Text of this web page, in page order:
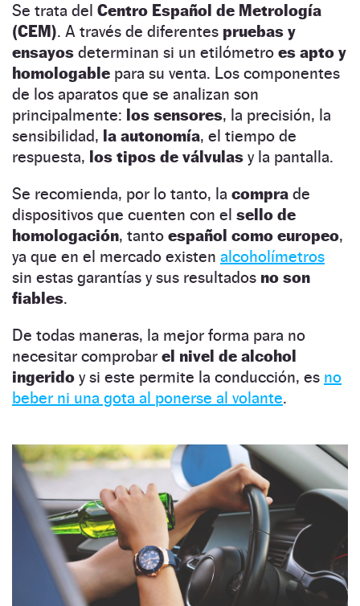
Se trata del Centro Español de Metrología
(CEM). A través de diferentes pruebas y
ensayos determinan si un etilómetro es apto y
homologable para su venta. Los componentes
de los aparatos que se analizan son
principalmente: los sensores, la precisión, la
sensibilidad, la autonomía, el tiempo de
respuesta, los tipos de válvulas y la pantalla.
Se recomienda, por lo tanto, la compra de
dispositivos que cuenten con el sello de
homologación, tanto español como europeo,
ya que en el mercado existen alcoholímetros
sin estas garantías y sus resultados no son
fiables.
De todas maneras, la mejor forma para no
necesitar comprobar el nivel de alcohol
ingerido y si este permite la conducción, es no
beber ni una gota al ponerse al volante.